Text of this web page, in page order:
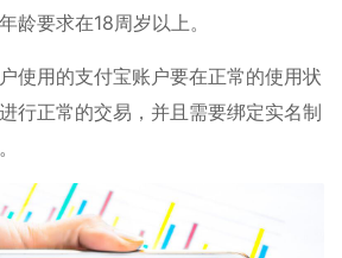
龄要求在18周岁以上。
使用的支付宝账户要在正常的使用状
行正常的交易，并且需要绑定实名制